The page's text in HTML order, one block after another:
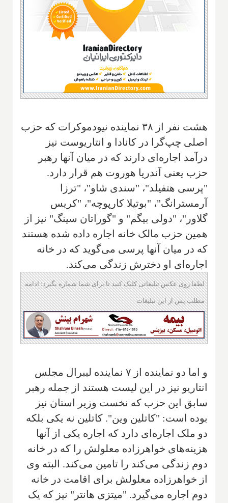
هشت نفر از ۳۸ نماینده نیودموکرات که حزب
اصلی چپ‌گرا در کانادا و انتاریوست نیز
درآمد اجاره‌ای دارند که در میان آنها رهبر
حزب یعنی آندریا هوروت هم قرار دارد.
"پرسی هتفیلد"، "سندی شاو"، "ترزا
آرمسترانگ"، "بوتیلا کارپوچه"، "کریس
گلاور"، "دولی بیگم" و "گوراتان سینگ" نیز از
همین حزب مالک خانه اجاره داده شده هستند
که در میان آنها پرسی می‌گوید که در خانه
اجاره‌ای او دخترش زندگی می‌کند.
لطفا روی عکس تبلیغاتی کلیک کنید تا برای شما شماره بگیرد؛ ادامه
مطلب پس از این تبلیغات
و اما دو نماینده از ۷ نماینده لیبرال مجلس
انتاریو نیز در این لیست هستند از جمله رهبر
سابق این حزب که نخست وزیر استان نیز
بوده است: "کاتلین وین". کاتلین نه یکی بلکه
دو ملک اجاره‌ای دارد که اجاره یکی از آنها
هزینه‌های خواهرزاده معلولش را که در خانه
دوم زندگی می‌کند را تامین می‌کند. البته وی
از خواهرزاده معلولش برای اقامت در خانه
دوم اجاره می‌گیرد. "میتزی هانتر" نیز که یک